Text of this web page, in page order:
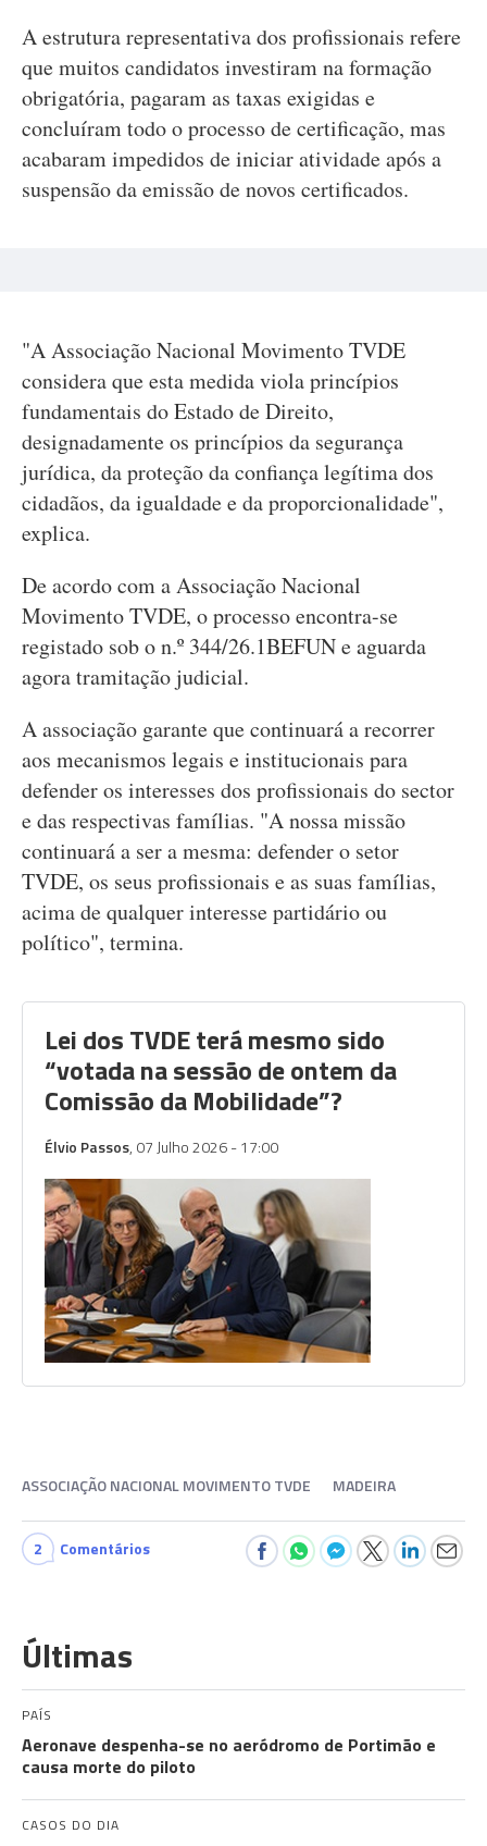
A estrutura representativa dos profissionais refere
que muitos candidatos investiram na formação
obrigatória, pagaram as taxas exigidas e
concluíram todo o processo de certificação, mas
acabaram impedidos de iniciar atividade após a
suspensão da emissão de novos certificados.
"A Associação Nacional Movimento TVDE
considera que esta medida viola princípios
fundamentais do Estado de Direito,
designadamente os princípios da segurança
jurídica, da proteção da confiança legítima dos
cidadãos, da igualdade e da proporcionalidade",
explica.
De acordo com a Associação Nacional
Movimento TVDE, o processo encontra-se
registado sob o n.º 344/26.1BEFUN e aguarda
agora tramitação judicial.
A associação garante que continuará a recorrer
aos mecanismos legais e institucionais para
defender os interesses dos profissionais do sector
e das respectivas famílias. "A nossa missão
continuará a ser a mesma: defender o setor
TVDE, os seus profissionais e as suas famílias,
acima de qualquer interesse partidário ou
político", termina.
Lei dos TVDE terá mesmo sido
“votada na sessão de ontem da
Comissão da Mobilidade”?
Élvio Passos, 07 Julho 2026 - 17:00
ASSOCIAÇÃO NACIONAL MOVIMENTO TVDE MADEIRA
2 Comentários
Últimas
PAÍS
Aeronave despenha-se no aeródromo de Portimão e
causa morte do piloto
CASOS DO DIA